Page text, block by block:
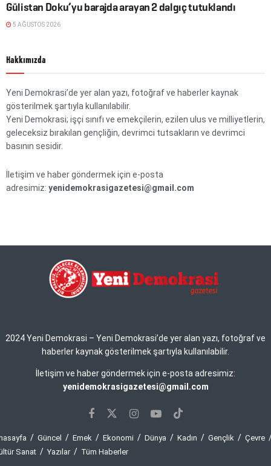
Gülistan Doku’yu barajda arayan 2 dalgıç tutuklandı
5 AĞUSTOS 2026
Hakkımızda
Yeni Demokrasi’de yer alan yazı, fotoğraf ve haberler kaynak
gösterilmek şartıyla kullanılabilir.
Yeni Demokrasi; işçi sınıfı ve emekçilerin, ezilen ulus ve milliyetlerin,
geleceksiz bırakılan gençliğin, devrimci tutsakların ve devrimci
basının sesidir.
İletişim ve haber göndermek için e-posta
adresimiz: yenidemokrasigazetesi@gmail.com
2024 Yeni Demokrasi – Yeni Demokrasi’de yer alan yazı, fotoğraf ve
haberler kaynak gösterilmek şartıyla kullanılabilir.
İletişim ve haber göndermek için e-posta adresimiz:
yenidemokrasigazetesi@gmail.com
Güncel Emek Ekonomi Dünya Kadın Gençlik
Çevre
Sanat
Yazılar Tüm Haberler